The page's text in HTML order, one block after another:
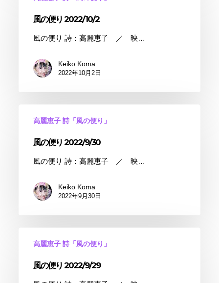
風の便り 2022/10/2
風の便り 詩：高麗恵子 ／ 映…
Keiko Koma
2022年10月2日
高麗恵子 詩「風の便り」
風の便り 2022/9/30
風の便り 詩：高麗恵子 ／ 映…
Keiko Koma
2022年9月30日
高麗恵子 詩「風の便り」
風の便り 2022/9/29